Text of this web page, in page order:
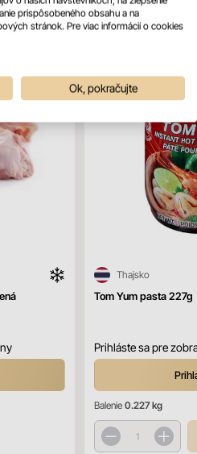
Tom Yum pasta 227g
Thajsko
Prihláste sa pre
Balenie 0.227 kg
prispôsobeného obsahu a na
stránok. Pre viac informácií o cookies
Ok, pokračujte